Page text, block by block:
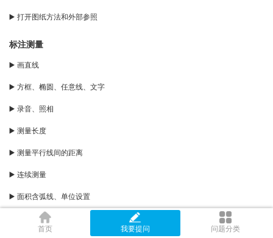
▶️ 打开图纸方法和外部参照
标注测量
▶️ 画直线
▶️ 方框、椭圆、任意线、文字
▶️ 录音、照相
▶️ 测量长度
▶️ 测量平行线间的距离
▶️ 连续测量
▶️ 面积含弧线、单位设置
▶️ 角度弧长
首页 我要提问 问题分类